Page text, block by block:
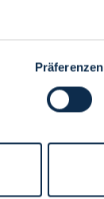
Präferenzen